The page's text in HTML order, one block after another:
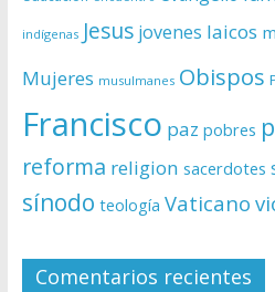
indígenas Jesus jovenes laicos
Mujeres musulmanes Obispos
Francisco paz pobres
reforma religion sacerdotes
sínodo teología Vaticano
Comentarios recientes